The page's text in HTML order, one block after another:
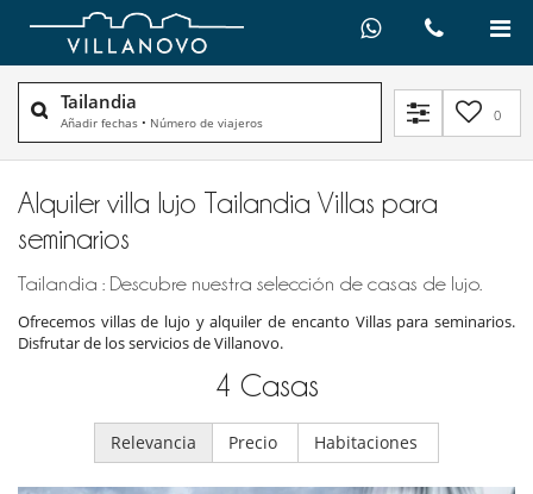
Tailandia
Añadir fechas • Número de viajeros 0
Alquiler villa lujo Tailandia Villas para
seminarios
Tailandia : Descubre nuestra selección de casas de lujo.
Ofrecemos villas de lujo y alquiler de encanto Villas para seminarios.
Disfrutar de los servicios de Villanovo.
4 Casas
Relevancia Precio Habitaciones